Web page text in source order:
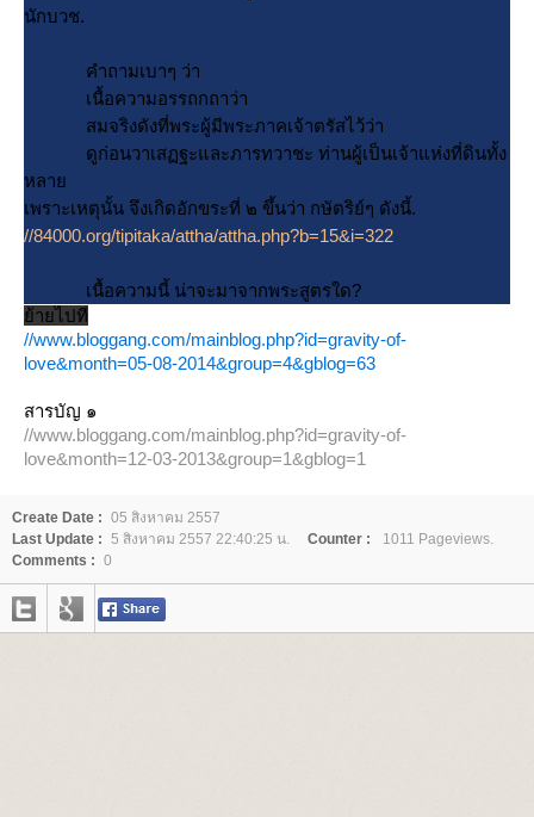
นักบวช.
คำถามเบาๆ ว่า
เนื้อความอรรถกถาว่า
สมจริงดังที่พระผู้มีพระภาคเจ้าตรัสไว้ว่า
ดูก่อนวาเสฏฐะและภารทวาชะ ท่านผู้เป็นเจ้าแห่งที่ดินทั้ง
หลา
เพราะเหตุนั้น จึงเกิดอักขระที่ ๒ ขึ้นว่า กษัตริย์ๆ ดังนี้.
//84000.org/tipitaka/attha/attha.php?b=15&i=322
เนื้อความนี้ น่าจะมาจากพระสูตรใด?
้ายไปที
//www.bloggang.com/mainblog.php?id=gravity-of-
love&month=05-08-2014&group=4&gblog=63
สารบัญ ๑
//www.bloggang.com/mainblog.php?id=gravity-of-
love&month=12-03-2013&group=1&gblog=1
Create Date : 05 สิงหาคม 2557
Last Update : 5 สิงหาคม 2557 22:40:25 น. Counter :
1011 Pageviews.
Comments : 0